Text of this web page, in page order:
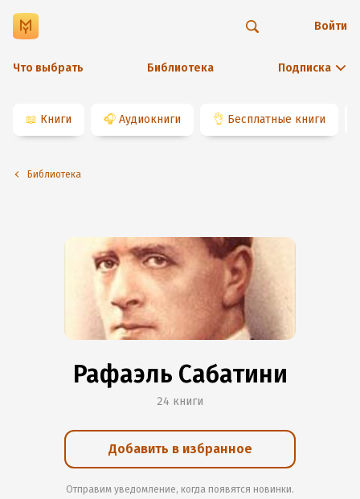
Что выбрать Библиотека Подписка
Войти
📖 Книги 🎧 Аудиокниги 👌 Бесплатные книги
Библиотека
Рафаэль Сабатини
24 книги
Добавить в избранное
Отправим уведомление, когда появятся новинки.